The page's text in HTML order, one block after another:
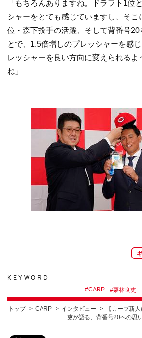
「もちろんありますね。ドラフト1位
シャーをとても感じていますし、そこ
位・森下投手の活躍、そして背番号20
とで、1.5倍増しのプレッシャーを感
レッシャーを良い方向に変えられるよ
ね」
KEYWORD
#CARP #栗林良吏
トップ CARP インタビュー
【カープ新
吏が語る、背番号20への思い